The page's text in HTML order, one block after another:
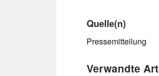
Quelle(n)
Pressemitteilung
Verwandte